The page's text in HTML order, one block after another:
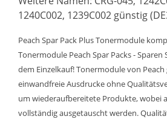
1240C002, 1239C002 günstig
Peach Spar Pack Plus Tonermodule
Tonermodule Peach Spar Packs - Sparen
dem Einzelkauf! Tonermodule von
einwandfreie Ausdrucke ohne
um wiederaufbereitete Produkte, wobei
vollständig ausgetauscht werden.